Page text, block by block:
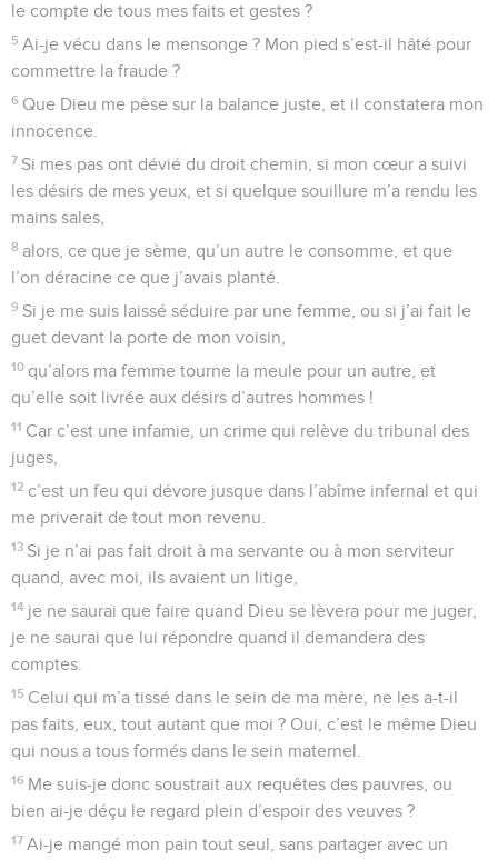
le compte de tous mes faits et gestes ?
5 Ai-je vécu dans le mensonge ? Mon pied s’est-il hâté pour
commettre la fraude ?
6 Que Dieu me pèse sur la balance juste, et il constatera mon
innocence.
7 Si mes pas ont dévié du droit chemin, si mon cœur a suivi
les désirs de mes yeux, et si quelque souillure m’a rendu les
mains sales,
8 alors, ce que je sème, qu’un autre le consomme, et que
l’on déracine ce que j’avais planté.
9 Si je me suis laissé séduire par une femme, ou si j’ai fait le
guet devant la porte de mon voisin,
10 qu’alors ma femme tourne la meule pour un autre, et
qu’elle soit livrée aux désirs d’autres hommes !
11 Car c’est une infamie, un crime qui relève du tribunal des
juges,
12 c’est un feu qui dévore jusque dans l’abîme infernal et qui
me priverait de tout mon revenu.
13 Si je n’ai pas fait droit à ma servante ou à mon serviteur
quand, avec moi, ils avaient un litige,
14 je ne saurai que faire quand Dieu se lèvera pour me juger,
je ne saurai que lui répondre quand il demandera des
comptes.
15 Celui qui m’a tissé dans le sein de ma mère, ne les a-t-il
pas faits, eux, tout autant que moi ? Oui, c’est le même Dieu
qui nous a tous formés dans le sein maternel.
16 Me suis-je donc soustrait aux requêtes des pauvres, ou
bien ai-je déçu le regard plein d’espoir des veuves ?
17 Ai-je mangé mon pain tout seul, sans partager avec un